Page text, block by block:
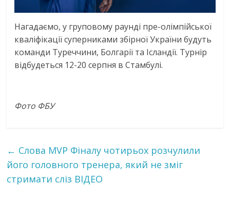
Нагадаємо, у груповому раунді пре-олімпійської
кваліфікації суперниками збірної України будуть
команди Туреччини, Болгарії та Ісландії. Турнір
відбудеться 12-20 серпня в Стамбулі.
Фото ФБУ
← Слова MVP Фіналу чотирьох розчулили
його головного тренера, який не зміг
стримати сліз ВІДЕО